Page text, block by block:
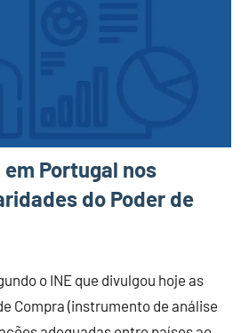
Portugal nos
do Poder de
o INE que divulgou hoje as
Compra (instrumento de análise